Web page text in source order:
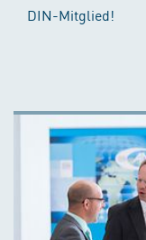
DIN-Mitglied!